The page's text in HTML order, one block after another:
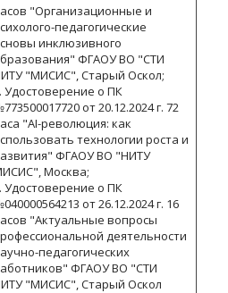
"Организационные и
педагогические
инклюзивного
ФГАОУ ВО "СТИ
"МИСИС", Старый Оскол;
Удостоверение о ПК
от 20.12.2024 г. 72
"AI-революция: как
технологии роста и
ФГАОУ ВО "НИТУ
Москва;
Удостоверение о ПК
от 26.12.2024 г. 16
"Актуальные вопросы
деятельности
педагогических
ФГАОУ ВО "СТИ
"МИСИС", Старый Оскол